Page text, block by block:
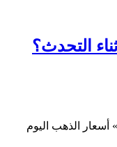
التحدث؟
أسعار الذهب اليوم